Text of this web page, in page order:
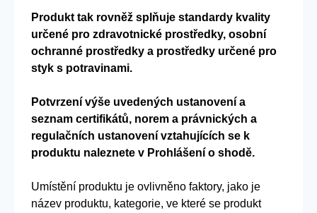
Produkt tak rovněž splňuje standardy kvality
určené pro zdravotnické prostředky, osobní
ochranné prostředky a prostředky určené pro
styk s potravinami.
Potvrzení výše uvedených ustanovení a
seznam certifikátů, norem a právnických a
regulačních ustanovení vztahujících se k
produktu naleznete v Prohlášení o shodě.
Umístění produktu je ovlivněno faktory, jako je
název produktu, kategorie, ve které se produkt